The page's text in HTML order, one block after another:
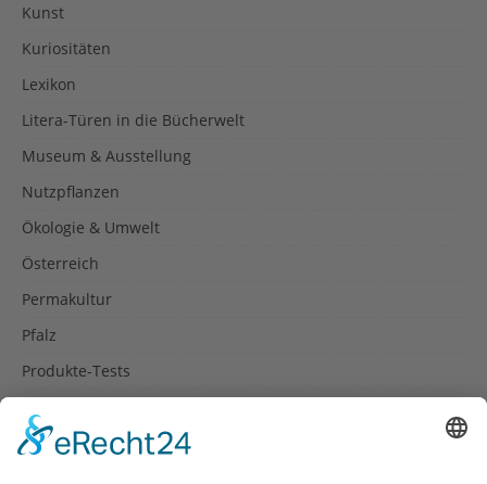
Kunst
Kuriositäten
Lexikon
Litera-Türen in die Bücherwelt
Museum & Ausstellung
Nutzpflanzen
Ökologie & Umwelt
Österreich
Permakultur
Pfalz
Produkte-Tests
Rezepte